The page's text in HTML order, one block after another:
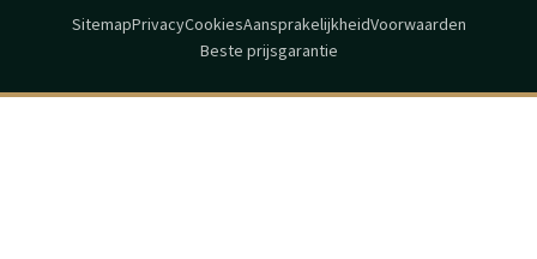
SitemapPrivacyCookiesAansprakelijkheidVoorwaarden
Beste prijsgarantie